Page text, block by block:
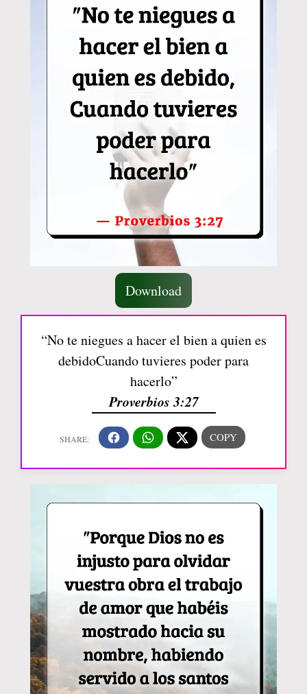
Download
“No te niegues a hacer el bien a quien es
debidoCuando tuvieres poder para
hacerlo”
Proverbios 3:27